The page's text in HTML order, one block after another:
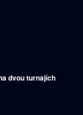
dvou turnajích